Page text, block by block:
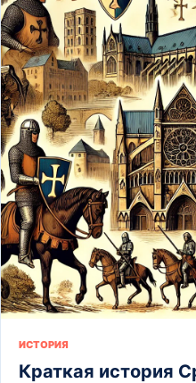
ИСТОРИЯ
Краткая история